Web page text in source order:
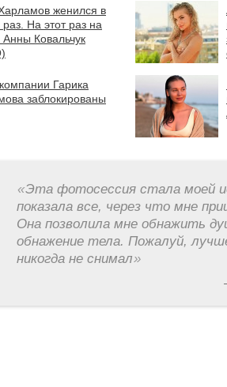
женился в
раз. На этот раз на
Анны Ковальчук
Гарика
заблокированы
«Эта фотосессия стала моей
показала все, через что мне
Она позволила мне обнажить
обнажение тела. Пожалуй,
никогда не снимал»